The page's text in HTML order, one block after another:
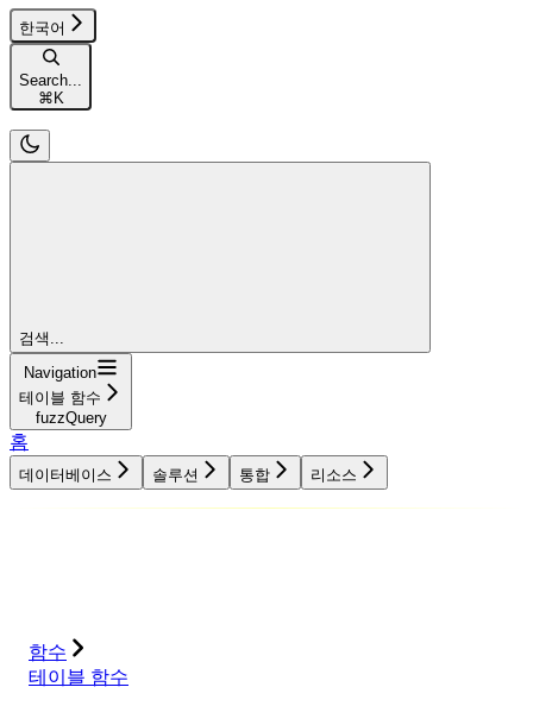
한국어
Search...
⌘K
검색...
Navigation
테이블 함수
fuzzQuery
홈
데이터베이스 솔루션 통합 리소스
함수
테이블 함수